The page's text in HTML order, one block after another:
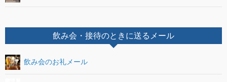
飲み会・接待のときに送るメール
飲み会のお礼メール